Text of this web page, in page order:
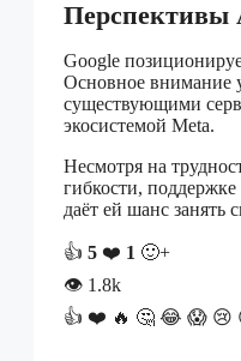
Перспективы
Google
Основное внимание
существующими
экосистемой Meta.
Несмотря на
гибкости,
даёт ей шанс
👍 5 ❤️ 1 🙂+
👁 1.8k
👍 ❤️ 🔥 🤔 😂 😱 😢